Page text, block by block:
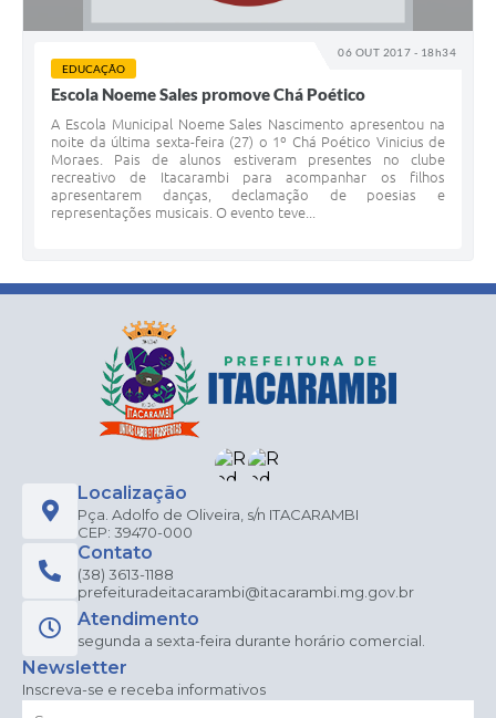
06 OUT 2017 - 18h34
EDUCAÇÃO
Escola Noeme Sales promove Chá Poético
A Escola Municipal Noeme Sales Nascimento apresentou na
noite da última sexta-feira (27) o 1º Chá Poético Vinicius de
Moraes. Pais de alunos estiveram presentes no clube
recreativo de Itacarambi para acompanhar os filhos
apresentarem danças, declamação de poesias e
representações musicais. O evento teve...
Localização
Pça. Adolfo de Oliveira, s/n ITACARAMBI
CEP: 39470-000
Contato
(38) 3613-1188
prefeituradeitacarambi@itacarambi.mg.gov.br
Atendimento
segunda a sexta-feira durante horário comercial.
Newsletter
Inscreva-se e receba informativos